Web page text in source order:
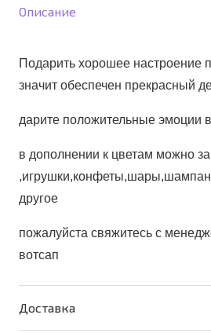
Описание
Подарить хорошее настроение
значит обеспечен прекрасный
дарите положительные эмоции
в дополнении к цветам можно
другое
пожалуйста свяжитесь с
вотсап
Доставка